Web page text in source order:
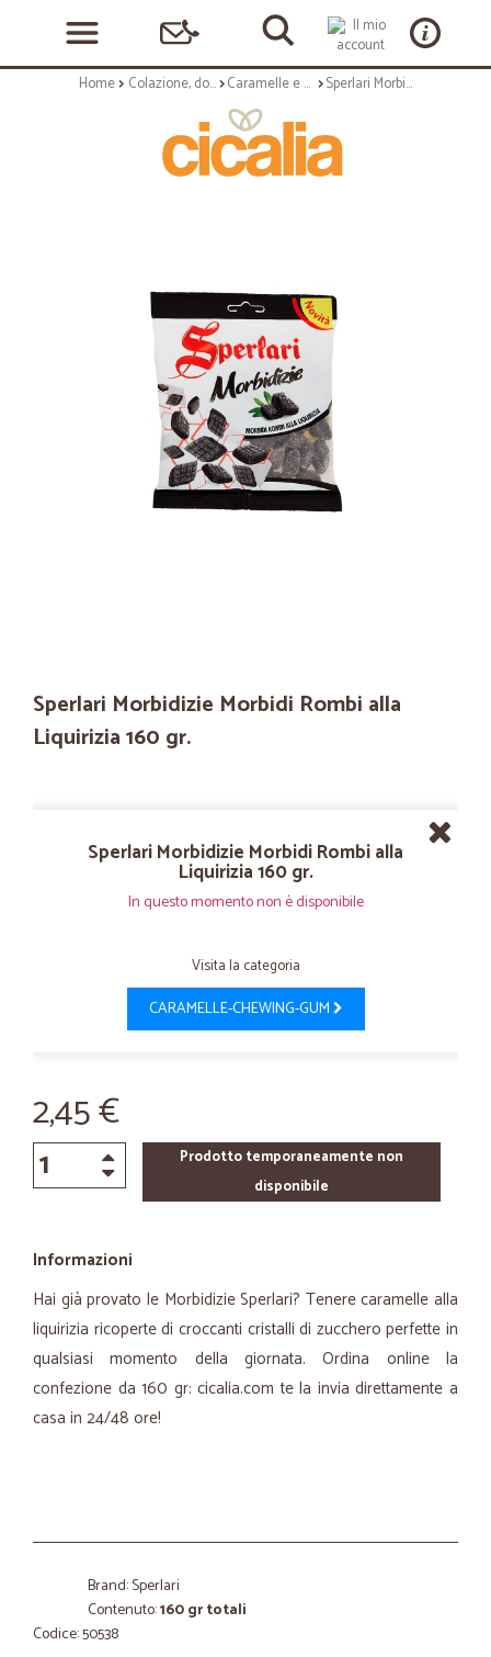
Home Colazione, dolciumi e snack Caramelle e chewing gum Sperlari Morbidizie Morbidi Rombi alla Liquirizia 160 gr.
Sperlari Morbidizie Morbidi Rombi alla
Liquirizia 160 gr.
Sperlari Morbidizie Morbidi Rombi alla
Liquirizia 160 gr.
In questo momento non è disponibile
Visita la categoria
CARAMELLE-CHEWING-GUM
2,45 €
Prodotto temporaneamente non
disponibile
Informazioni
Hai già provato le Morbidizie Sperlari? Tenere caramelle alla
liquirizia ricoperte di croccanti cristalli di zucchero perfette in
qualsiasi momento della giornata. Ordina online la
confezione da 160 gr: cicalia.com te la invia direttamente a
casa in 24/48 ore!
Brand: Sperlari
Contenuto:160 gr totali
Codice: 50538